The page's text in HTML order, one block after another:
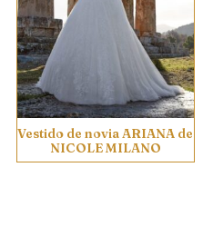
Vestido de novia ARIANA de
NICOLE MILANO